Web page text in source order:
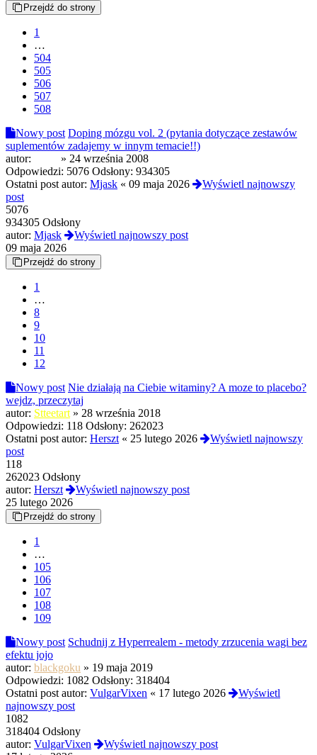
Przejdź do strony
1
…
504
505
506
507
508
Nowy post Doping mózgu vol. 2 (pytania dotyczące zestawów
suplementów zadajemy w innym temacie!!)
autor:
» 24 września 2008
Odpowiedzi: 5076 Odsłony: 934305
Ostatni post autor: Mjask « 09 maja 2026
Wyświetl najnowszy
post
5076
934305 Odsłony
autor: Mjask
Wyświetl najnowszy post
09 maja 2026
Przejdź do strony
1
…
8
9
10
11
12
Nowy post Nie działają na Ciebie witaminy? A moze to placebo?
wejdz, przeczytaj
autor: Stteetart » 28 września 2018
Odpowiedzi: 118 Odsłony: 262023
Ostatni post autor: Herszt « 25 lutego 2026
Wyświetl najnowszy
post
118
262023 Odsłony
autor: Herszt
Wyświetl najnowszy post
25 lutego 2026
Przejdź do strony
1
…
105
106
107
108
109
Nowy post Schudnij z Hyperrealem - metody zrzucenia wagi bez
efektu jojo
autor: blackgoku » 19 maja 2019
Odpowiedzi: 1082 Odsłony: 318404
Ostatni post autor: VulgarVixen « 17 lutego 2026
Wyświetl
najnowszy post
1082
318404 Odsłony
autor: VulgarVixen
Wyświetl najnowszy post